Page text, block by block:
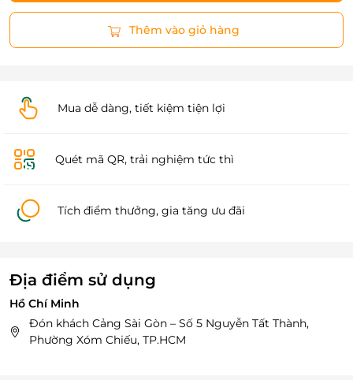
Thêm vào giỏ hàng
Mua dễ dàng, tiết kiệm tiện lợi
Quét mã QR, trải nghiệm tức thì
Tích điểm thưởng, gia tăng ưu đãi
Địa điểm sử dụng
Hồ Chí Minh
Đón khách Cảng Sài Gòn – Số 5 Nguyễn Tất Thành,
Phường Xóm Chiếu, TP.HCM